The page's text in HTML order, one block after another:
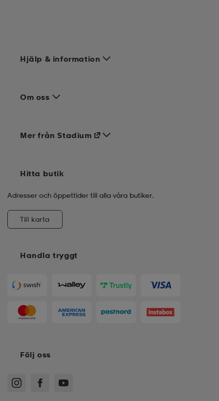
Hjälp & information
Om oss
Handla tryggt
Mer från Stadium
Hitta butik
Adresser och öppettider till alla våra butiker.
Till karta
Följ oss